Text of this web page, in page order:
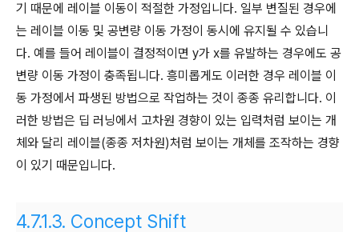
기 때문에 레이블 이동이 적절한 가정입니다. 일부 변질된 경우에
는 레이블 이동 및 공변량 이동 가정이 동시에 유지될 수 있습니
다. 예를 들어 레이블이 결정적이면 y가 x를 유발하는 경우에도 공
변량 이동 가정이 충족됩니다. 흥미롭게도 이러한 경우 레이블 이
동 가정에서 파생된 방법으로 작업하는 것이 종종 유리합니다. 이
러한 방법은 딥 러닝에서 고차원 경향이 있는 입력처럼 보이는 개
체와 달리 레이블(종종 저차원)처럼 보이는 개체를 조작하는 경향
이 있기 때문입니다.
4.7.1.3. Concept Shift